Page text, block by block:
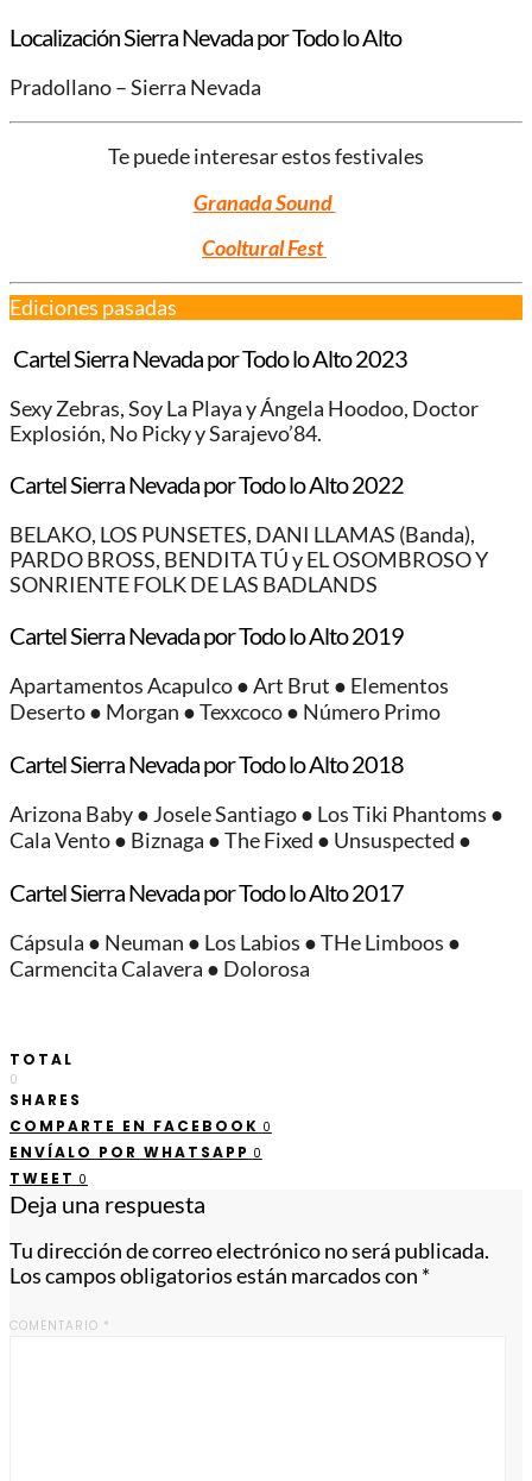
Localización Sierra Nevada por Todo lo Alto
Pradollano – Sierra Nevada
Te puede interesar estos festivales
Granada Sound
Cooltural Fest
Ediciones pasadas
Cartel Sierra Nevada por Todo lo Alto 2023
Sexy Zebras, Soy La Playa y Ángela Hoodoo, Doctor
Explosión, No Picky y Sarajevo’84.
Cartel Sierra Nevada por Todo lo Alto 2022
BELAKO, LOS PUNSETES, DANI LLAMAS (Banda),
PARDO BROSS, BENDITA TÚ y EL OSOMBROSO Y
SONRIENTE FOLK DE LAS BADLANDS
Cartel Sierra Nevada por Todo lo Alto 2019
Apartamentos Acapulco ● Art Brut ● Elementos
Deserto ● Morgan ● Texxcoco ● Número Primo ​
Cartel Sierra Nevada por Todo lo Alto 2018
Arizona Baby ● Josele Santiago ● Los Tiki Phantoms ●
Cala Vento ● Biznaga ● The Fixed ● Unsuspected ● ​
Cartel Sierra Nevada por Todo lo Alto 2017
Cápsula ● Neuman ● Los Labios ● THe Limboos ●
Carmencita Calavera ● Dolorosa
TOTAL
0
SHARES
COMPARTE EN FACEBOOK 0
ENVÍALO POR WHATSAPP 0
TWEET 0
Deja una respuesta
Tu dirección de correo electrónico no será publicada.
Los campos obligatorios están marcados con *
COMENTARIO *